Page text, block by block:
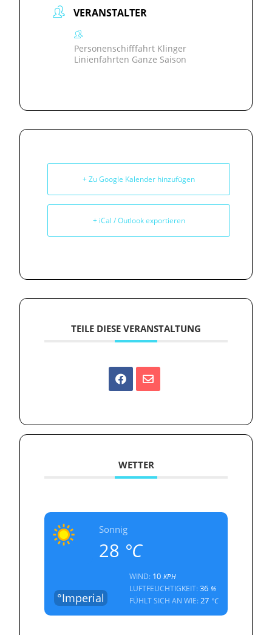
VERANSTALTER
Personenschifffahrt Klinger
Linienfahrten Ganze Saison
+ Zu Google Kalender hinzufügen
+ iCal / Outlook exportieren
TEILE DIESE VERANSTALTUNG
WETTER
Sonnig
28 °C
°Imperial
WIND: 10 KPH
LUFTFEUCHTIGKEIT:36 %
FÜHLT SICH AN WIE:27 °C